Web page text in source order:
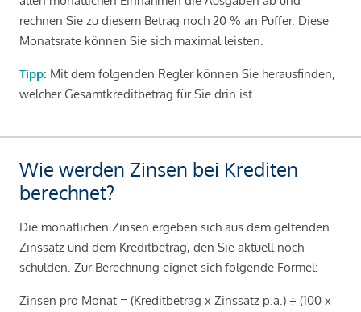
rechnen Sie zu diesem Betrag noch 20 % an Puffer. Diese
Monatsrate können Sie sich maximal leisten.
Tipp: Mit dem folgenden Regler können Sie herausfinden,
welcher Gesamtkreditbetrag für Sie drin ist.
Wie werden Zinsen bei Krediten
berechnet?
Die monatlichen Zinsen ergeben sich aus dem geltenden
Zinssatz und dem Kreditbetrag, den Sie aktuell noch
schulden. Zur Berechnung eignet sich folgende Formel:
Zinsen pro Monat = (Kreditbetrag x Zinssatz p.a.) ÷ (100 x